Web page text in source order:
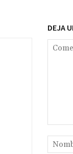
DEJA